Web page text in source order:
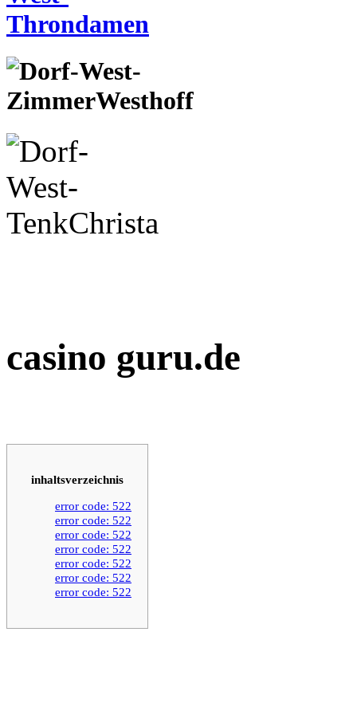
casino guru.de
inhaltsverzeichnis
error code: 522
error code: 522
error code: 522
error code: 522
error code: 522
error code: 522
error code: 522